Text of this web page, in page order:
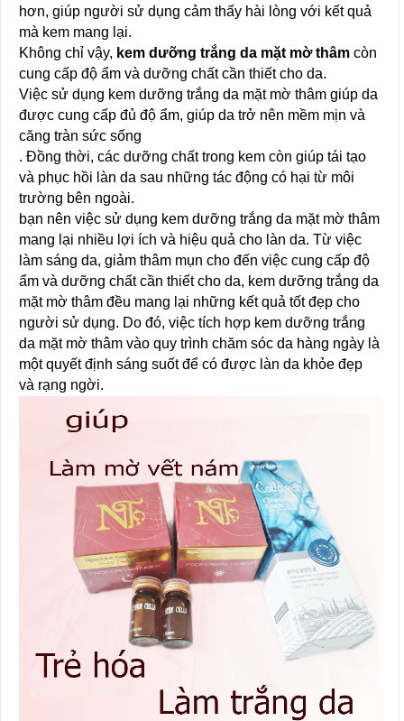
hơn, giúp người sử dụng cảm thấy hài lòng với kết quả
mà kem mang lại.
Không chỉ vậy, kem dưỡng trắng da mặt mờ thâm còn
cung cấp độ ẩm và dưỡng chất cần thiết cho da.
Việc sử dụng kem dưỡng trắng da mặt mờ thâm giúp da
được cung cấp đủ độ ẩm, giúp da trở nên mềm mịn và
căng tràn sức sống
. Đồng thời, các dưỡng chất trong kem còn giúp tái tạo
và phục hồi làn da sau những tác động có hại từ môi
trường bên ngoài.
bạn nên việc sử dụng kem dưỡng trắng da mặt mờ thâm
mang lại nhiều lợi ích và hiệu quả cho làn da. Từ việc
làm sáng da, giảm thâm mụn cho đến việc cung cấp độ
ẩm và dưỡng chất cần thiết cho da, kem dưỡng trắng da
mặt mờ thâm đều mang lại những kết quả tốt đẹp cho
người sử dụng. Do đó, việc tích hợp kem dưỡng trắng
da mặt mờ thâm vào quy trình chăm sóc da hàng ngày là
một quyết định sáng suốt để có được làn da khỏe đẹp
và rạng ngời.